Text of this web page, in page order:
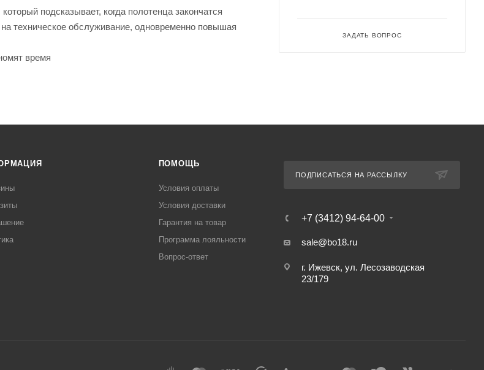
подсказывает, когда полотенца закончатся
техническое обслуживание, одновременно повышая
время
ЗАДАТЬ ВОПРОС
ПОМОЩЬ
Условия оплаты
Условия доставки
Гарантия на товар
Программа лояльности
Вопрос-ответ
ПОДПИСАТЬСЯ НА РАССЫЛКУ
+7 (3412) 94-64-00
sale@bo18.ru
г. Ижевск, ул. Лесозаводская
23/179